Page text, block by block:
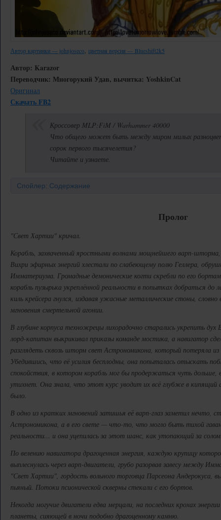
Автор картинки — johnjoseco, цветная версия — Blueshift2k5
Автор: Karazor
Переводчик: Многорукий Удав, вычитка: YoshkinCat
Оригинал
Скачать FB2
Кроссовер MLP:FiM / Warhammer 40000
Что общего может быть между миром милых
сорок первого тысячелетия?
Читайте и узнаете.
Спойлер: Содержание
Пролог
"Свет Хартии" кричал.
Корабль, захваченный яростными волнами мощнейшего варп-шторма,
Вихри эфирных энергий хлестали по слабеющему полю Геллера,
Имматериума. Громадные демонические когти скребли по его
корабль пузырька укреплённой реальности в попытках добраться
киль крейсера гнулся, издавая ужасные металлические стоны,
мгновения смертельной агонии.
В глубине корпуса техножрецы лихорадочно старались укрепить
лорд-капитан выкрикивал приказы команде мостика, а навигатор
разглядеть сквозь шторм свет Астрономикона, который потеряла из
Убедившись, что её усилия бесплодны, она попыталась отыскать
спокойствия, в котором корабль мог бы продержаться чуть
утихнет. Она знала, что этот курс уводит их всё глубже в кипящий
было.
В одно из кратких мгновений затишья её варп-глаз заметил нечто,
Астрономикона, а в его свете — что-то, что могло быть тихой
реальности... и она уцепилась за этот шанс, как утопающий за
По велению навигатора драгоценная энергия, каждую крупицу
выплеснулась через варп-двигатели, грубо разорвав завесу между
"Свет Хартии", гордость вольного торговца Парсеона Андерокуса,
пьяный. Потоки псионической скверны стекали с его бортов.
Некогда могучие двигатели едва мерцали, на последних крохах
планеты, сияющей в ночи подобно драгоценному камню.